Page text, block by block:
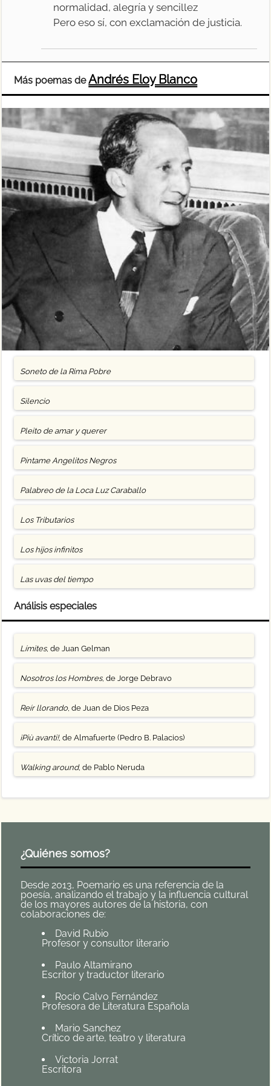
normalidad, alegría y sencillez
Pero eso sí, con exclamación de justicia.
Más poemas deAndrés Eloy Blanco
Soneto de la Rima Pobre
Silencio
Pleito de amar y querer
Píntame Angelitos Negros
Palabreo de la Loca Luz Caraballo
Los Tributarios
Los hijos infinitos
Las uvas del tiempo
Análisis especiales
Límites, de Juan Gelman
Nosotros los Hombres, de Jorge Debravo
Reír llorando, de Juan de Dios Peza
¡Più avanti!, de Almafuerte (Pedro B. Palacios)
Walking around, de Pablo Neruda
¿Quiénes somos?
Desde 2013, Poemario es una referencia de la
poesía, analizando el trabajo y la influencia cultural
de los mayores autores de la historia, con
colaboraciones de:
David Rubio
Profesor y consultor literario
Paulo Altamirano
Escritor y traductor literario
Rocío Calvo Fernández
Profesora de Literatura Española
Mario Sanchez
Crítico de arte, teatro y literatura
Victoria Jorrat
Escritora